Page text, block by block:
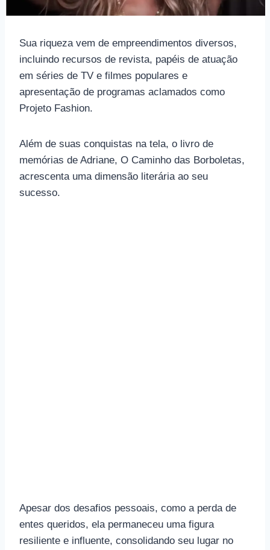
Sua riqueza vem de empreendimentos diversos,
incluindo recursos de revista, papéis de atuação
em séries de TV e filmes populares e
apresentação de programas aclamados como
Projeto Fashion.
Além de suas conquistas na tela, o livro de
memórias de Adriane, O Caminho das Borboletas,
acrescenta uma dimensão literária ao seu
sucesso.
Apesar dos desafios pessoais, como a perda de
entes queridos, ela permaneceu uma figura
resiliente e influente, consolidando seu lugar no